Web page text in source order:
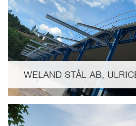
WELAND STÅL AB,